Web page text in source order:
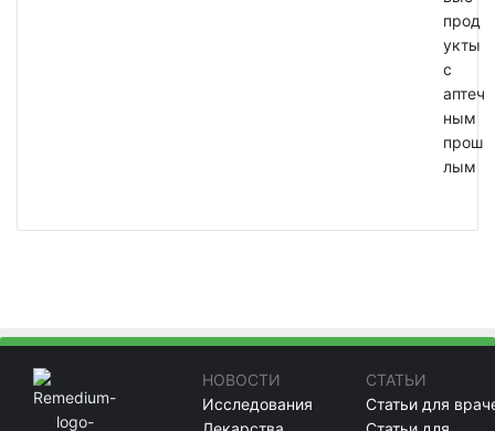
прод
укты
с
аптеч
ным
прош
лым
НОВОСТИ
Исследования
СТАТЬИ
Статьи для